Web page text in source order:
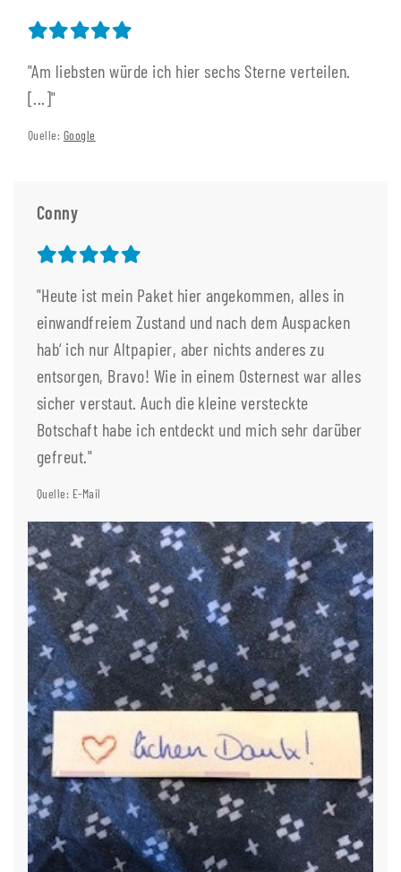
"Am liebsten würde ich hier sechs Sterne verteilen.
[...]"
Quelle: Google
Conny
"Heute ist mein Paket hier angekommen, alles in
einwandfreiem Zustand und nach dem Auspacken
hab‘ ich nur Altpapier, aber nichts anderes zu
entsorgen, Bravo! Wie in einem Osternest war alles
sicher verstaut. Auch die kleine versteckte
Botschaft habe ich entdeckt und mich sehr darüber
gefreut."
Quelle: E-Mail